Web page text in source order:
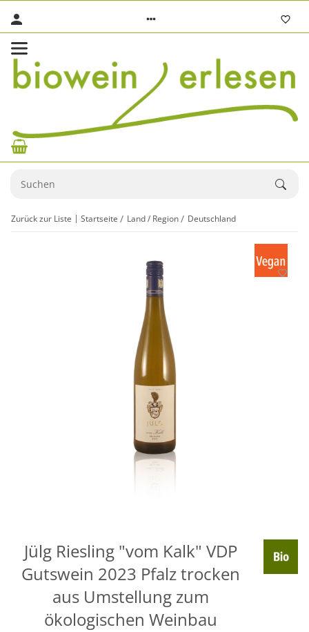
Zurück zur Liste Startseite Land / Region Deutschland
Jülg Riesling "vom Kalk" VDP
Gutswein 2023 Pfalz trocken
aus Umstellung zum
ökologischen Weinbau